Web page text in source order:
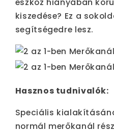
eszköz hiányában
kiszedése? Ez a
segítségedre lesz.
Hasznos tudnivalók:
Speciális
normál merőkanál